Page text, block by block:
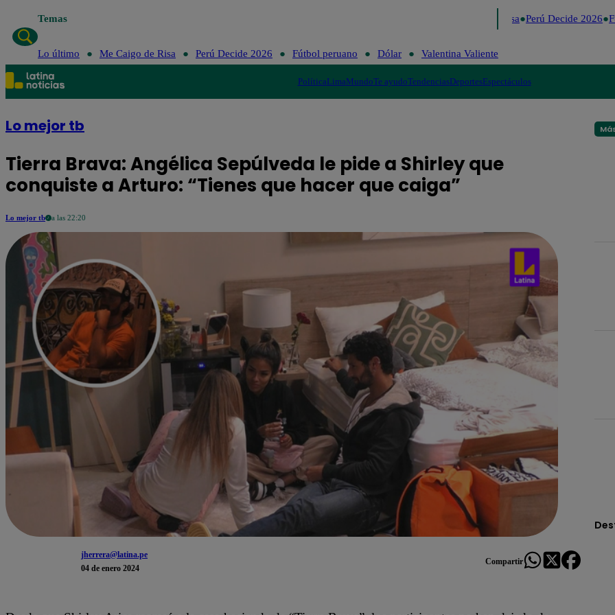
Temas Me Caigo de Risa Perú Decide 2026
Lo último Me Caigo de Risa Perú Decide 2026 Fútbol peruano Dólar Valentina Valiente
PolíticaLimaMundoTe ayudoTendenciasDeportesEspectáculos
Lo mejor tb
Tierra Brava: Angélica Sepúlveda le pide a Shirley que
conquiste a Arturo: “Tienes que hacer que caiga”
Lo mejor tb a las 22:20
jherrera@latina.pe
04 de enero 2024
Compartir